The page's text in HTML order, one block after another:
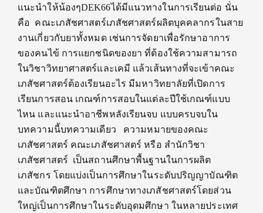
แนะนำให้น้องๆDEK66ได้มีแนวทางในการเรียนต่อ นั่น
คือ คณะเภสัชศาสตร์เภสัชศาสตร์ผลิตบุคคลากรในสาย
งานเกี่ยวกับยาทั้งหมด เช่นการจัดยาเพื่อรักษาอาการ
ของคนไข้ การแยกชนิดของยา ที่ต้องใช้ความสามารถ
ในวิชาวิทยาศาสตร์และเคมี แล้วเส้นทางที่จะเข้าคณะ
เภสัชศาสตร์ต้องเรียนอะไร มีมหาวิทยาลัยที่เปิดการ
เรียนการสอน เกณฑ์การสอบในแต่ละปีใช้เกณฑ์แบบ
ไหน และแนะนำอาชีพหลังเรียนจบ แบบครบจบใน
บทความนี้บทความเดียว ความหมายของคณะ
เภสัชศาสตร์ คณะเภสัชศาสตร์ หรือ สำนักวิชา
เภสัชศาสตร์ เป็นสถานศึกษาพื้นฐานในการผลิต
เภสัชกร โดยแบ่งเป็นการศึกษาในระดับปริญญาบัณฑิต
และบัณฑิตศึกษา การศึกษาทางเภสัชศาสตร์โดยส่วน
ใหญ่เป็นการศึกษาในระดับอุดมศึกษา ในหลายประเทศ